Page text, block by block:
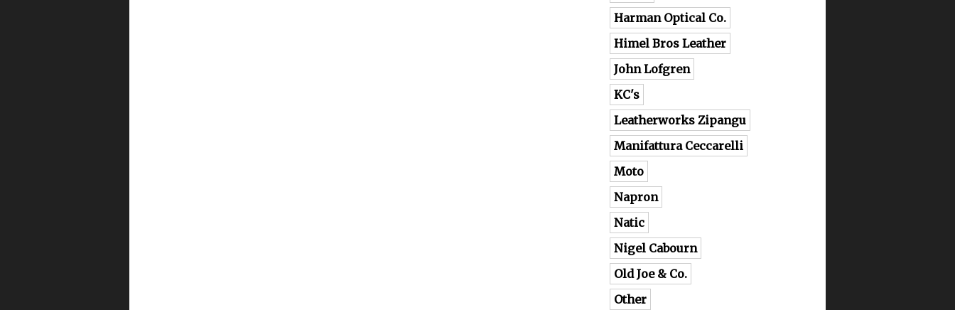
Harman Optical Co.
Himel Bros Leather
John Lofgren
KC's
Leatherworks Zipangu
Manifattura Ceccarelli
Moto
Napron
Natic
Nigel Cabourn
Old Joe & Co.
Other